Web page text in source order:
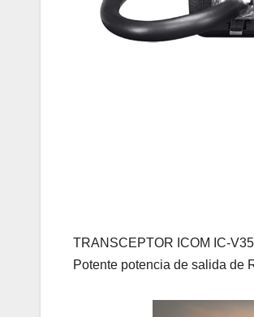
TRANSCEPTOR ICOM IC-
Potente potencia de salida de